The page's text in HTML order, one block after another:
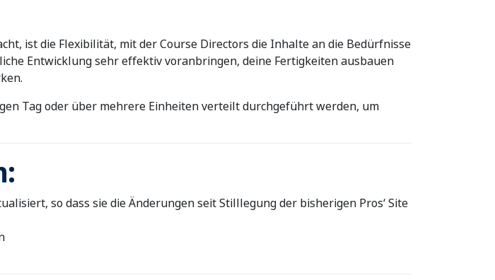
ist die Flexibilität, mit der Course Directors die Inhalte an die Bedürfnisse
Entwicklung sehr effektiv voranbringen, deine Fertigkeiten ausbauen
Tag oder über mehrere Einheiten verteilt durchgeführt werden, um
so dass sie die Änderungen seit Stilllegung der bisherigen Pros‘ Site